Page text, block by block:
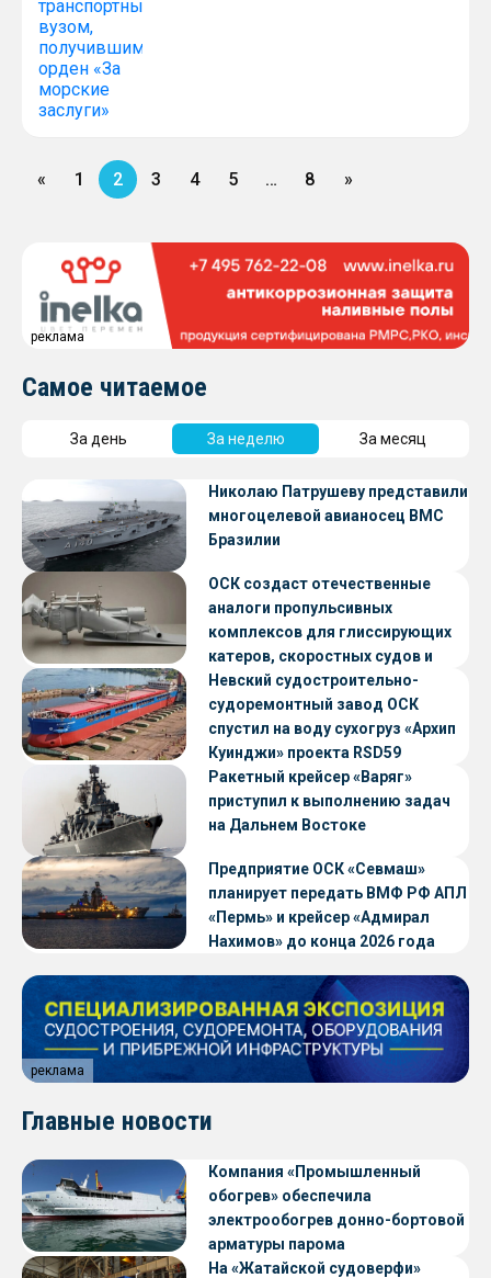
« 1 2 3 4 5 … 8 »
реклама
Самое читаемое
За день За неделю За месяц
Николаю Патрушеву представили
многоцелевой авианосец ВМС
Бразилии
ОСК создаст отечественные
аналоги пропульсивных
комплексов для глиссирующих
катеров, скоростных судов и
судов с малой осадкой
Невский судостроительно-
судоремонтный завод ОСК
спустил на воду сухогруз «Архип
Куинджи» проекта RSD59
Ракетный крейсер «Варяг»
приступил к выполнению задач
на Дальнем Востоке
Предприятие ОСК «Севмаш»
планирует передать ВМФ РФ АПЛ
«Пермь» и крейсер «Адмирал
Нахимов» до конца 2026 года
реклама
Главные новости
Компания «Промышленный
обогрев» обеспечила
электрообогрев донно-бортовой
арматуры парома
«Петропавловск» проекта CNF22
На «Жатайской судоверфи»